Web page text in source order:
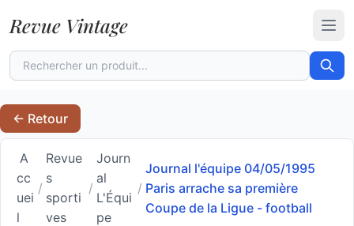
Revue Vintage
← Retour
A
cc
uei
l
/
Revue
s
sporti
ves
/
Journ
al
L'Équi
pe
/
Journal l'équipe 04/05/1995
Paris arrache sa première
Coupe de la Ligue - football